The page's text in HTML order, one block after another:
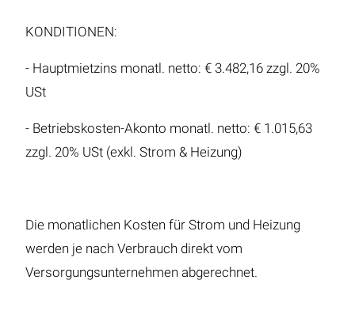
KONDITIONEN:
- Hauptmietzins monatl. netto: € 3.482,16 zzgl. 20%
USt
- Betriebskosten-Akonto monatl. netto: € 1.015,63
zzgl. 20% USt (exkl. Strom & Heizung)
Die monatlichen Kosten für Strom und Heizung
werden je nach Verbrauch direkt vom
Versorgungsunternehmen abgerechnet.